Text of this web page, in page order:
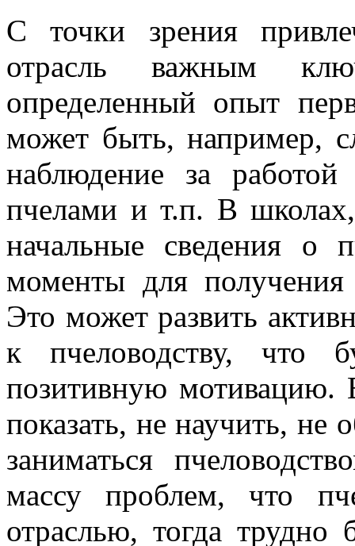
С точки зрения
отрасль важным
определенный опыт
может быть, например,
наблюдение за
пчелами и т.п. В
начальные сведения о
моменты для
Это может развить
к пчеловодству, что
позитивную мотивацию.
показать, не научить, не
заниматься
массу проблем, что
отраслью, тогда трудно